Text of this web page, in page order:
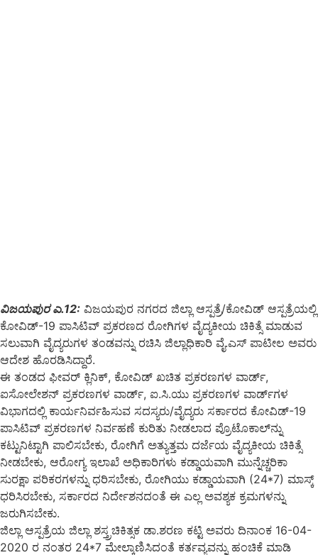
ವಿಜಯಪುರ ಎ.12: ವಿಜಯಪುರ ನಗರದ ಜಿಲ್ಲಾ ಆಸ್ಪತ್ರೆ/ಕೋವಿಡ್ ಆಸ್ಪತ್ರೆಯಲ್ಲಿ
ಕೋವಿಡ್-19 ಪಾಸಿಟಿವ್ ಪ್ರಕರಣದ ರೋಗಿಗಳ ವೈದ್ಯಕೀಯ ಚಿಕಿತ್ಸೆ ಮಾಡುವ
ಸಲುವಾಗಿ ವೈದ್ಯರುಗಳ ತಂಡವನ್ನು ರಚಿಸಿ ಜಿಲ್ಲಾಧಿಕಾರಿ ವೈ.ಎಸ್ ಪಾಟೀಲ ಅವರು
ಆದೇಶ ಹೊರಡಿಸಿದ್ದಾರೆ.
ಈ ತಂಡದ ಫೀವರ್ ಕ್ಲಿನಿಕ್, ಕೋವಿಡ್ ಖಚಿತ ಪ್ರಕರಣಗಳ ವಾರ್ಡ್,
ಐಸೋಲೇಶನ್ ಪ್ರಕರಣಗಳ ವಾರ್ಡ್, ಐ.ಸಿ.ಯು ಪ್ರಕರಣಗಳ ವಾರ್ಡ್‍ಗಳ
ವಿಭಾಗದಲ್ಲಿ ಕಾರ್ಯನಿರ್ವಹಿಸುವ ಸದಸ್ಯರು/ವೈದ್ಯರು ಸರ್ಕಾರದ ಕೋವಿಡ್-19
ಪಾಸಿಟಿವ್ ಪ್ರಕರಣಗಳ ನಿರ್ವಹಣೆ ಕುರಿತು ನೀಡಲಾದ ಪ್ರೊಟೊಕಾಲ್‍ನ್ನು
ಕಟ್ಟುನಿಟ್ಟಾಗಿ ಪಾಲಿಸಬೇಕು, ರೋಗಿಗೆ ಅತ್ಯುತ್ತಮ ದರ್ಜೆಯ ವೈದ್ಯಕೀಯ ಚಿಕಿತ್ಸೆ
ನೀಡಬೇಕು, ಆರೋಗ್ಯ ಇಲಾಖೆ ಅಧಿಕಾರಿಗಳು ಕಡ್ಡಾಯವಾಗಿ ಮುನ್ನೆಚ್ಚರಿಕಾ
ಸುರಕ್ಷಾ ಪರಿಕರಗಳನ್ನು ಧರಿಸಬೇಕು, ರೋಗಿಯು ಕಡ್ಡಾಯವಾಗಿ (24*7) ಮಾಸ್ಕ್
ಧರಿಸಿರಬೇಕು, ಸರ್ಕಾರದ ನಿರ್ದೇಶನದಂತೆ ಈ ಎಲ್ಲ ಅವಶ್ಯಕ ಕ್ರಮಗಳನ್ನು
ಜರುಗಿಸಬೇಕು.
ಜಿಲ್ಲಾ ಆಸ್ಪತ್ರೆಯ ಜಿಲ್ಲಾ ಶಸ್ತ್ರಚಿಕಿತ್ಸಕ ಡಾ.ಶರಣ ಕಟ್ಟಿ ಅವರು ದಿನಾಂಕ 16-04-
2020 ರ ನಂತರ 24*7 ಮೇಲ್ಕಾಣಿಸಿದಂತೆ ಕರ್ತವ್ಯವನ್ನು ಹಂಚಿಕೆ ಮಾಡಿ